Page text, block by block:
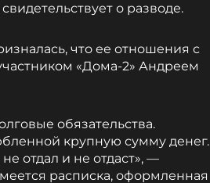
о разводе.
что ее отношения с
«Дома-2» Андреем
обязательства.
крупную сумму денег.
отдал и не отдаст», —
расписка, оформленная